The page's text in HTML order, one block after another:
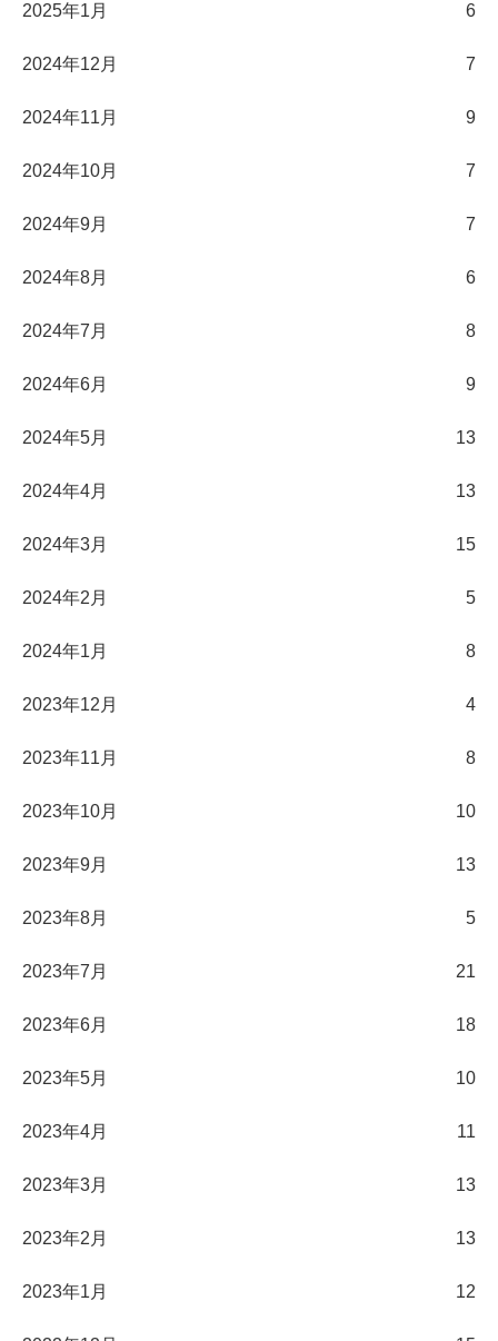
2025年1月 6
2024年12月 7
2024年11月 9
2024年10月 7
2024年9月 7
2024年8月 6
2024年7月 8
2024年6月 9
2024年5月 13
2024年4月 13
2024年3月 15
2024年2月 5
2024年1月 8
2023年12月 4
2023年11月 8
2023年10月 10
2023年9月 13
2023年8月 5
2023年7月 21
2023年6月 18
2023年5月 10
2023年4月 11
2023年3月 13
2023年2月 13
2023年1月 12